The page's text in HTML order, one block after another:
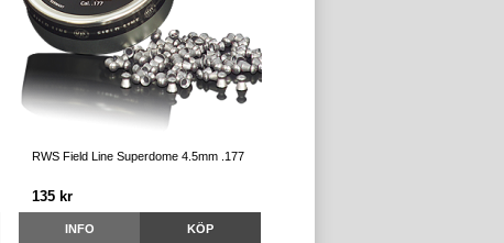
RWS Field Line Superdome 4.5mm .177
135 kr
INFO KÖP